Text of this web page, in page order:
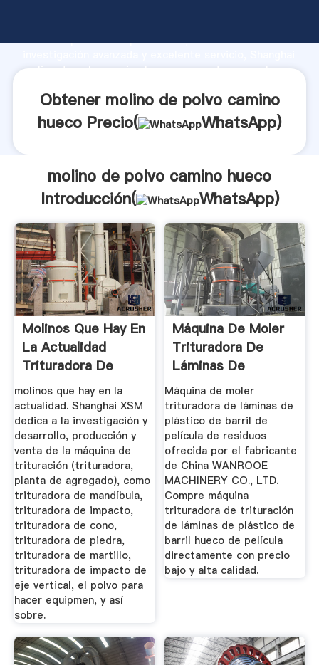
fuerte capacidad de producción, fuerza de
molino de polvo camino hueco proveedor crea el
Obtener molino de polvo camino
hueco Precio(
WhatsApp)
molino de polvo camino hueco
Introducción(
WhatsApp)
Molinos Que Hay En
La Actualidad
Trituradora De
Cono
molinos que hay en la
actualidad. Shanghai XSM
dedica a la investigación y
desarrollo, producción y
venta de la máquina de
trituración (trituradora,
planta de agregado), como
trituradora de mandíbula,
trituradora de impacto,
trituradora de cono,
trituradora de piedra,
trituradora de martillo,
trituradora de impacto de
eje vertical, el polvo para
hacer equipmen, y así
sobre.
Máquina De Moler
Trituradora De
Láminas De
Plástico De ...
Máquina de moler
trituradora de láminas de
plástico de barril de
película de residuos
ofrecida por el fabricante
de China WANROOE
MACHINERY CO., LTD.
Compre máquina
trituradora de trituración
de láminas de plástico de
barril hueco de película
directamente con precio
bajo y alta calidad.